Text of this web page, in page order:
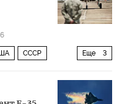
Еще 3
СССР